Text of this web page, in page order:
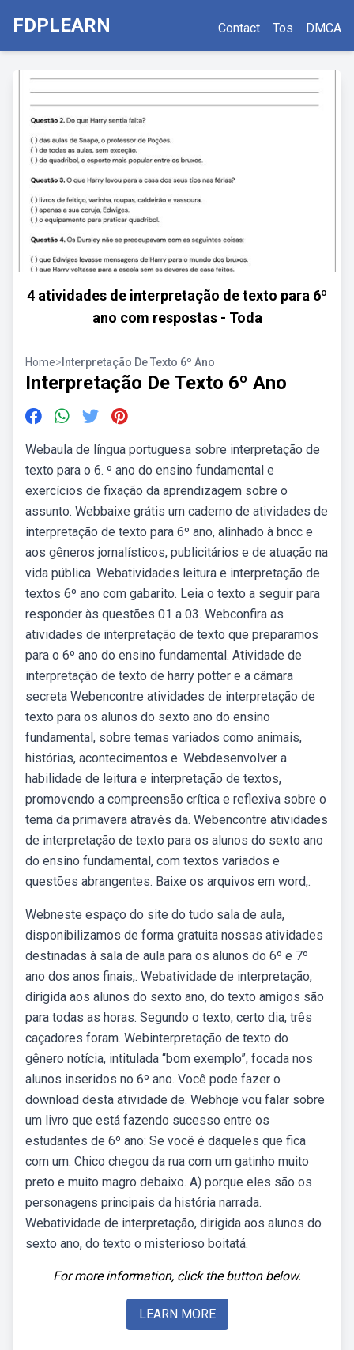
FDPLEARN Contact Tos DMCA
4 atividades de interpretação de texto para 6º
ano com respostas - Toda
Home> Interpretação De Texto 6º Ano
Interpretação De Texto 6º Ano
Webaula de língua portuguesa sobre interpretação de
texto para o 6. º ano do ensino fundamental e
exercícios de fixação da aprendizagem sobre o
assunto. Webbaixe grátis um caderno de atividades de
interpretação de texto para 6º ano, alinhado à bncc e
aos gêneros jornalísticos, publicitários e de atuação na
vida pública. Webatividades leitura e interpretação de
textos 6º ano com gabarito. Leia o texto a seguir para
responder às questões 01 a 03. Webconfira as
atividades de interpretação de texto que preparamos
para o 6º ano do ensino fundamental. Atividade de
interpretação de texto de harry potter e a câmara
secreta Webencontre atividades de interpretação de
texto para os alunos do sexto ano do ensino
fundamental, sobre temas variados como animais,
histórias, acontecimentos e. Webdesenvolver a
habilidade de leitura e interpretação de textos,
promovendo a compreensão crítica e reflexiva sobre o
tema da primavera através da. Webencontre atividades
de interpretação de texto para os alunos do sexto ano
do ensino fundamental, com textos variados e
questões abrangentes. Baixe os arquivos em word,.
Webneste espaço do site do tudo sala de aula,
disponibilizamos de forma gratuita nossas atividades
destinadas à sala de aula para os alunos do 6º e 7º
ano dos anos finais,. Webatividade de interpretação,
dirigida aos alunos do sexto ano, do texto amigos são
para todas as horas. Segundo o texto, certo dia, três
caçadores foram. Webinterpretação de texto do
gênero notícia, intitulada “bom exemplo”, focada nos
alunos inseridos no 6º ano. Você pode fazer o
download desta atividade de. Webhoje vou falar sobre
um livro que está fazendo sucesso entre os
estudantes de 6º ano: Se você é daqueles que fica
com um. Chico chegou da rua com um gatinho muito
preto e muito magro debaixo. A) porque eles são os
personagens principais da história narrada.
Webatividade de interpretação, dirigida aos alunos do
sexto ano, do texto o misterioso boitatá.
For more information, click the button below.
LEARN MORE